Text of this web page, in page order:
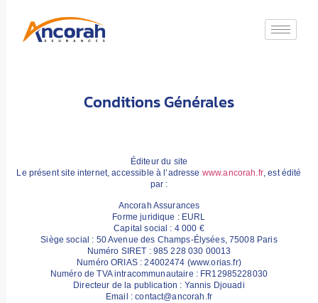
Conditions Générales
Éditeur du site
Le présent site internet, accessible à l’adresse www.ancorah.fr, est édité
par :
Ancorah Assurances
Forme juridique : EURL
Capital social : 4 000 €
Siège social : 50 Avenue des Champs-Élysées, 75008 Paris
Numéro SIRET : 985 228 030 00013
Numéro ORIAS :24002474 (www.orias.fr)
Numéro de TVA intracommunautaire : FR12985228030
Directeur de la publication : Yannis Djouadi
Email :contact@ancorah.fr